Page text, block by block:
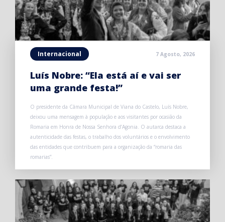
Internacional 7 Agosto, 2026
Luís Nobre: “Ela está aí e vai ser
uma grande festa!”
O presidente da Câmara Municipal de Viana do Castelo, Luís Nobre,
deixou uma mensagem à população e aos visitantes por ocasião da
Romaria em Honra de Nossa Senhora d’Agonia. O autarca destaca a
autenticidade das festas, o trabalho dos voluntários e o envolvimento
das entidades que contribuem para a organização da “romaria das
romarias”.